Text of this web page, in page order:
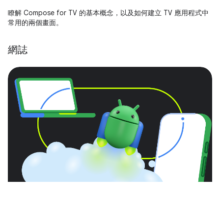
瞭解 Compose for TV 的基本概念，以及如何建立 TV 應用程式中
常用的兩個畫面。
網誌